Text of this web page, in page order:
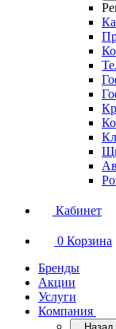
Кабинет
0 Корзина
Бренды
Акции
Услуги
Компания